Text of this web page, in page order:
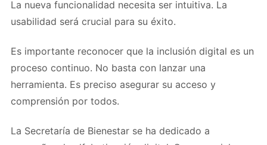
La nueva funcionalidad necesita ser intuitiva. La
usabilidad será crucial para su éxito.
Es importante reconocer que la inclusión digital es un
proceso continuo. No basta con lanzar una
herramienta. Es preciso asegurar su acceso y
comprensión por todos.
La Secretaría de Bienestar se ha dedicado a